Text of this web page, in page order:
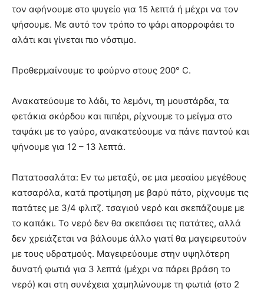
τον αφήνουμε στο ψυγείο για 15 λεπτά ή μέχρι να τον
ψήσουμε. Με αυτό τον τρόπο το ψάρι απορροφάει το
αλάτι και γίνεται πιο νόστιμο.
Προθερμαίνουμε το φούρνο στους 200° C.
Ανακατεύουμε το λάδι, το λεμόνι, τη μουστάρδα, τα
φετάκια σκόρδου και πιπέρι, ρίχνουμε το μείγμα στο
ταψάκι με το γαύρο, ανακατεύουμε να πάνε παντού και
ψήνουμε για 12 – 13 λεπτά.
Πατατοσαλάτα: Εν τω μεταξύ, σε μια μεσαίου μεγέθους
κατσαρόλα, κατά προτίμηση με βαρύ πάτο, ρίχνουμε τις
πατάτες με 3/4 φλιτζ. τσαγιού νερό και σκεπάζουμε με
το καπάκι. Το νερό δεν θα σκεπάσει τις πατάτες, αλλά
δεν χρειάζεται να βάλουμε άλλο γιατί θα μαγειρευτούν
με τους υδρατμούς. Μαγειρεύουμε στην υψηλότερη
δυνατή φωτιά για 3 λεπτά (μέχρι να πάρει βράση το
νερό) και στη συνέχεια χαμηλώνουμε τη φωτιά (στο 2